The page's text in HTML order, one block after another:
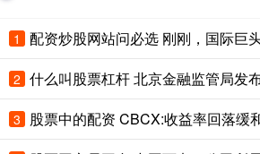
1
2
3 股票中的配资 CBCX:收益率回落缓